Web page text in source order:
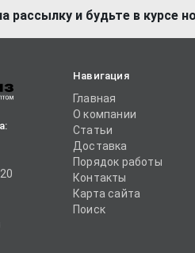
рассылку и будьте в курсе
Навигация
Главная
О компании
Статьи
Доставка
Порядок работы
Контакты
Карта сайта
Поиск